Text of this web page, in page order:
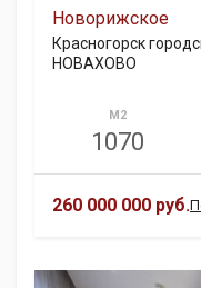
Новорижское
Красногорск
НОВАХОВО
М2
1070
260 000 000 руб.